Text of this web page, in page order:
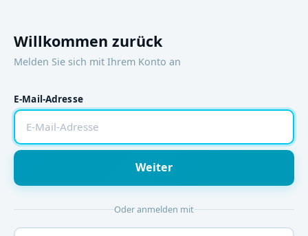
Willkommen zurück
Melden Sie sich mit Ihrem Konto an
E-Mail-Adresse
Weiter
Oder anmelden mit